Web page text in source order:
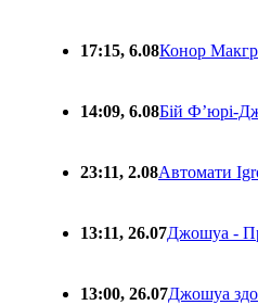
17:15, 6.08Конор
14:09, 6.08Бій Ф’юрі-
23:11, 2.08Автомати
13:11, 26.07Джошуа -
13:00, 26.07Джошуа